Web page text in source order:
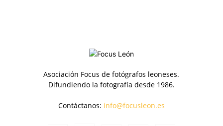
Asociación Focus de fotógrafos leoneses.
Difundiendo la fotografía desde 1986.
Contáctanos: info@focusleon.es